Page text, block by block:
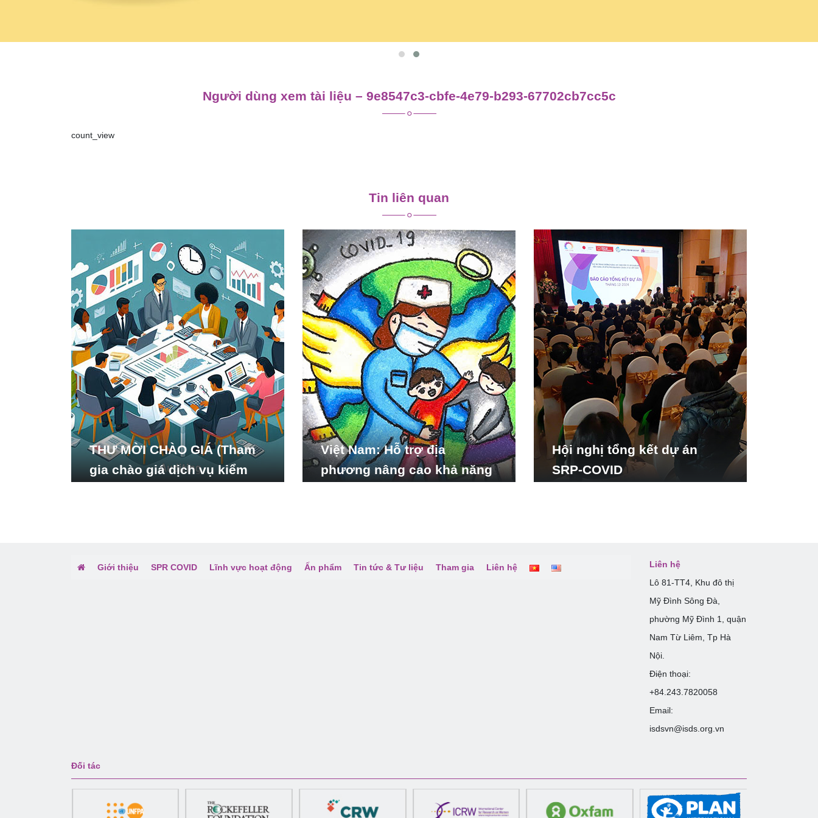
Người dùng xem tài liệu – 9e8547c3-cbfe-4e79-b293-67702cb7cc5c
count_view
viết
Tin liên quan
THƯ MỜI CHÀO GIÁ (Tham
gia chào giá dịch vụ kiểm
Việt Nam: Hỗ trợ địa
phương nâng cao khả năng
Hội nghị tổng kết dự án
SRP-COVID
Giới thiệu SPR COVID Lĩnh vực hoạt động Ấn phẩm Tin tức & Tư liệu Tham gia Liên hệ
Liên hệ
Lô 81-TT4, Khu đô thị
Mỹ Đình Sông Đà,
phường Mỹ Đình 1, quận
Nam Từ Liêm, Tp Hà
Nội.
Điện thoại:
+84.243.7820058
Email:
isdsvn@isds.org.vn
Đối tác